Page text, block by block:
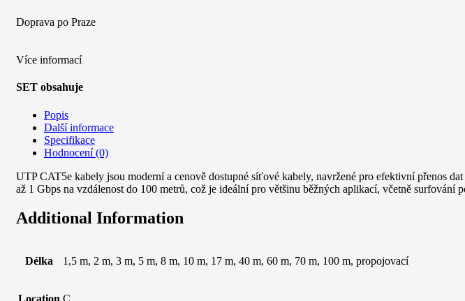
Doprava po Praze
Více informací
SET obsahuje
Popis
Další informace
Specifikace
Hodnocení (0)
UTP CAT5e kabely jsou moderní a cenově dostupné síťové kabely, navržené pro efektivní přenos
až 1 Gbps na vzdálenost do 100 metrů, což je ideální pro většinu běžných aplikací, včetně surfování
Additional Information
Délka 1,5 m, 2 m, 3 m, 5 m, 8 m, 10 m, 17 m, 40 m, 60 m, 70 m, 100 m, propojovací